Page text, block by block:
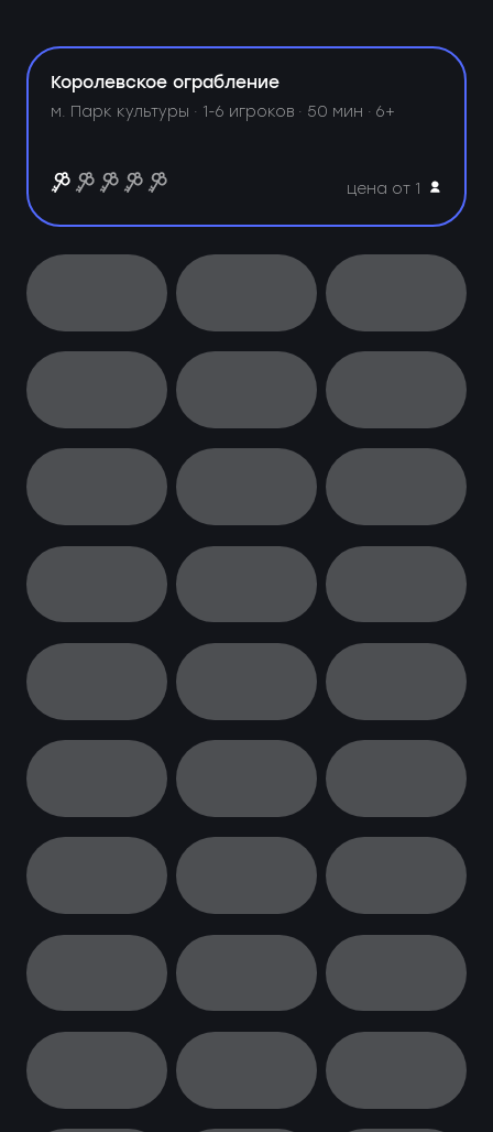
Королевское ограбление
м. Парк культуры · 1-6 игроков · 50 мин · 6+
цена от 1